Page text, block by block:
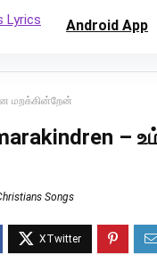
Android App
மறக்கின்றேன்
Songs